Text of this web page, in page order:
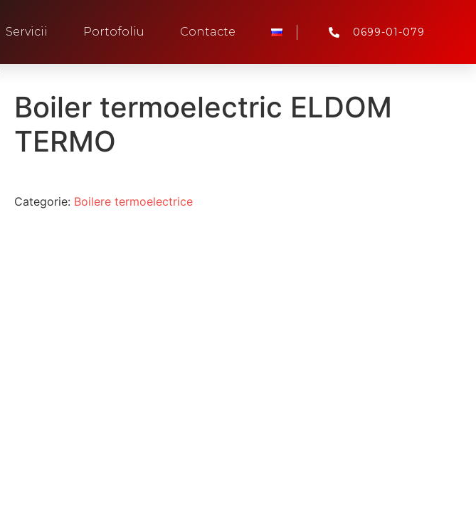
Servicii Portofoliu Contacte 0699-01-079
Boiler termoelectric ELDOM
TERMO
Categorie: Boilere termoelectrice